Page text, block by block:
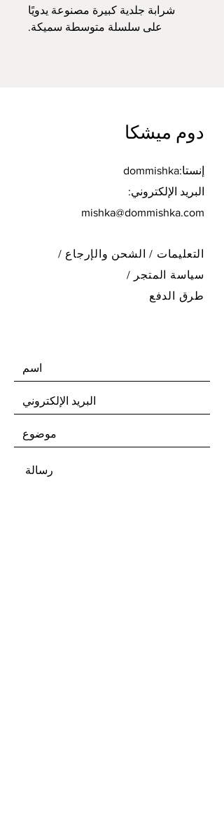
شرابة جلدية كبيرة مصنوعة يدويًا
على سلسلة متوسطة سميكة.
إنستا:dommishka
البريد الإلكتروني:
mishka@dommishka.com
دوم ميشكا
التعليمات /
الشحن والإرجاع /
سياسة المتجر /
طرق الدفع